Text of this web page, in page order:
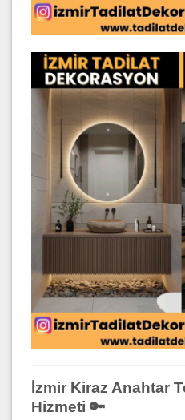
İzmir Kiraz Anahtar
Hizmeti 🔑